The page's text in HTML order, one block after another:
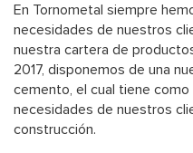
En Tornometal siempre
necesidades de nuestros
nuestra cartera de
2017, disponemos de una
cemento, el cual tiene
necesidades de nuestros
construcción.